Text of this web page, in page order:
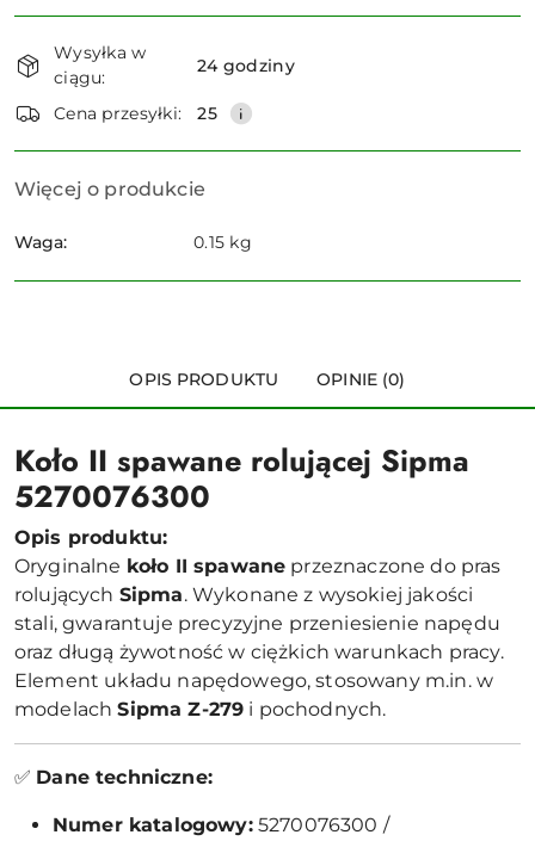
i
dostawa
Wysyłka w
ciągu:
24 godziny
Cena przesyłki: 25
Więcej o produkcie
Waga: 0.15 kg
OPIS PRODUKTU OPINIE (0)
Koło II spawane rolującej Sipma
5270076300
Opis produktu:
Oryginalne koło II spawane przeznaczone do pras
rolujących Sipma. Wykonane z wysokiej jakości
stali, gwarantuje precyzyjne przeniesienie napędu
oraz długą żywotność w ciężkich warunkach pracy.
Element układu napędowego, stosowany m.in. w
modelachSipma Z-279 i pochodnych.
✅ Dane techniczne:
Numer katalogowy:5270076300 /